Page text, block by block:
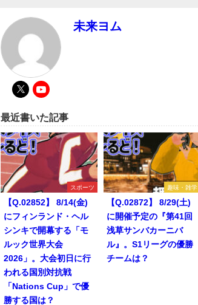
未来ヨム
最近書いた記事
スポーツ
【Q.02852】 8/14(金)
にフィンランド・ヘル
シンキで開幕する「モ
ルック世界大会
2026」。大会初日に行
われる国別対抗戦
「Nations Cup」で優
勝する国は？
趣味・雑学
【Q.02872】 8/29(土)
に開催予定の『第41回
浅草サンバカーニバ
ル』。S1リーグの優勝
チームは？